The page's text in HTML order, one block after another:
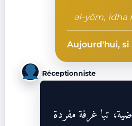
al-yōm, idha
Aujourd'hui, si
Réceptionniste
تبا غرفة مفردة